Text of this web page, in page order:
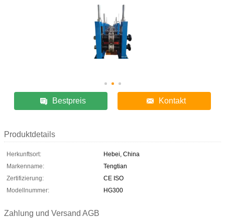
Bestpreis Kontakt
Produktdetails
Herkunftsort:
Hebei, China
Markenname:
Tengtian
Zertifizierung:
CE ISO
Modellnummer:
HG300
Zahlung und Versand AGB